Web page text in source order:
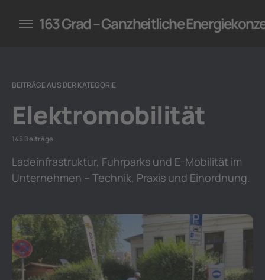
für Unternehmen
163 Grad – Ganzheitliche
BEITRÄGE AUS DER KATEGORIE
Elektromobilität
145 Beiträge
Ladeinfrastruktur, Fuhrparks und E-Mobilität im
Unternehmen – Technik, Praxis und Einordnung.